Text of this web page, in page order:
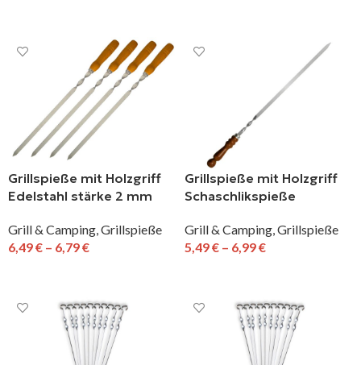
Grillspieße mit Holzgriff
Edelstahl stärke 2 mm
Grill & Camping Grillspieße
6,49€ – 6,79€
Grillspieße mit Holzgriff
Schaschlikspieße
50cm, 55cm BBQ
Grill & Camping,Grillspieße
5,49€ – 6,99€